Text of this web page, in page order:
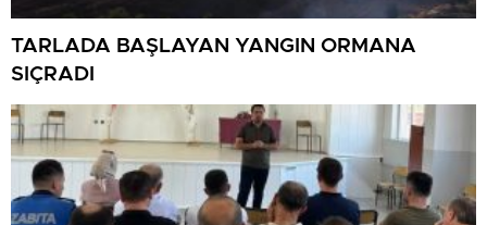
TARLADA BAŞLAYAN YANGIN ORMANA
SIÇRADI